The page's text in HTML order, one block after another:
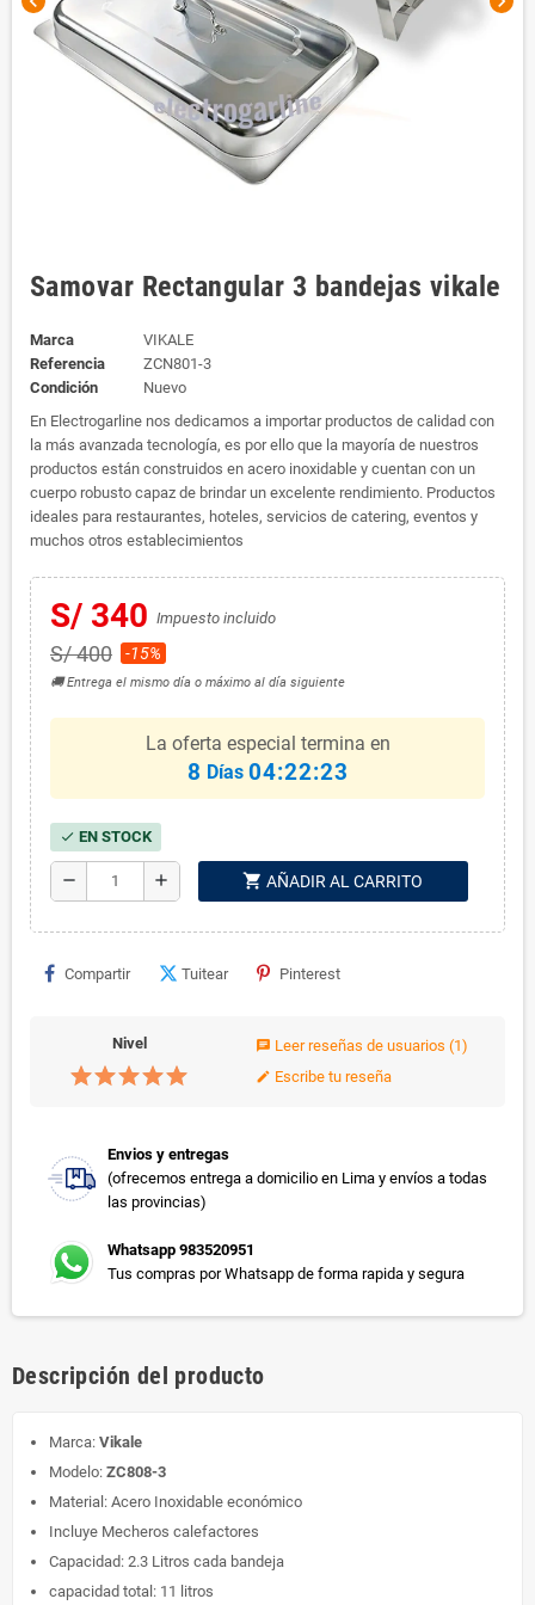
Samovar Rectangular 3 bandejas vikale
Marca
VIKALE
Referencia
ZCN801-3
Condición
Nuevo
En Electrogarline nos dedicamos a importar productos de calidad con
la más avanzada tecnología, es por ello que la mayoría de nuestros
productos están construidos en acero inoxidable y cuentan con un
cuerpo robusto capaz de brindar un excelente rendimiento. Productos
ideales para restaurantes, hoteles, servicios de catering, eventos y
muchos otros establecimientos
S/ 340 Impuesto incluido
S/ 400 -15%
🚚 Entrega el mismo día o máximo al día siguiente
La oferta especial termina en
8 Días 04:22:23
check EN STOCK
remove add shopping_cart AÑADIR AL CARRITO
Compartir Tuitear Pinterest
Nivel chat Leer reseñas de usuarios (1)
edit Escribe tu reseña
Envios y entregas
(ofrecemos entrega a domicilio en Lima y envíos a todas
las provincias)
Whatsapp 983520951
Tus compras por Whatsapp de forma rapida y segura
Descripción del producto
Marca: Vikale
Modelo: ZC808-3
Material: Acero Inoxidable económico
Incluye Mecheros calefactores
Capacidad: 2.3 Litros cada bandeja
capacidad total: 11 litros